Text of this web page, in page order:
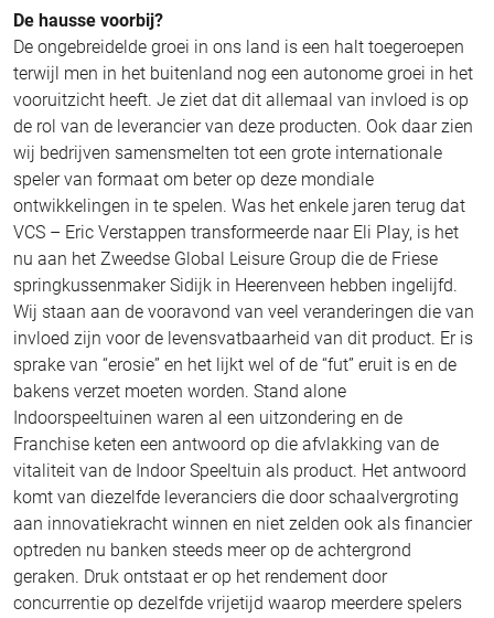
De hausse voorbij?
De ongebreidelde groei in ons land is een halt toegeroepen
terwijl men in het buitenland nog een autonome groei in het
vooruitzicht heeft. Je ziet dat dit allemaal van invloed is op
de rol van de leverancier van deze producten. Ook daar zien
wij bedrijven samensmelten tot een grote internationale
speler van formaat om beter op deze mondiale
ontwikkelingen in te spelen. Was het enkele jaren terug dat
VCS – Eric Verstappen transformeerde naar Eli Play, is het
nu aan het Zweedse Global Leisure Group die de Friese
springkussenmaker Sidijk in Heerenveen hebben ingelijfd.
Wij staan aan de vooravond van veel veranderingen die van
invloed zijn voor de levensvatbaarheid van dit product. Er is
sprake van “erosie” en het lijkt wel of de “fut” eruit is en de
bakens verzet moeten worden. Stand alone
Indoorspeeltuinen waren al een uitzondering en de
Franchise keten een antwoord op die afvlakking van de
vitaliteit van de Indoor Speeltuin als product. Het antwoord
komt van diezelfde leveranciers die door schaalvergroting
aan innovatiekracht winnen en niet zelden ook als financier
optreden nu banken steeds meer op de achtergrond
geraken. Druk ontstaat er op het rendement door
concurrentie op dezelfde vrijetijd waarop meerdere spelers